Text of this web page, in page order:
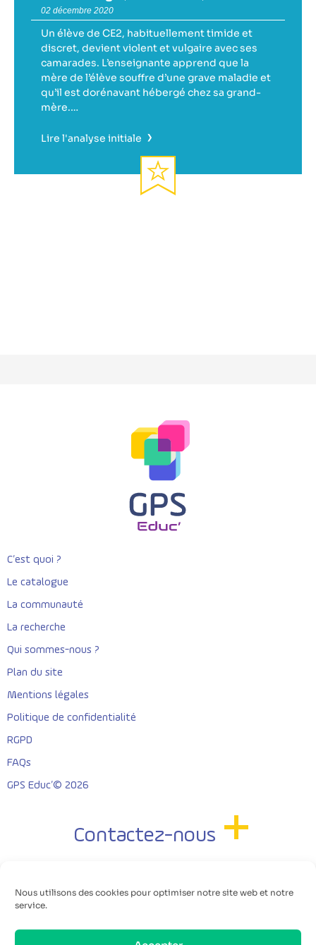
Nous utilisons des cookies pour optimiser notre site web et notre
service.
02 décembre 2020
Un élève de CE2, habituellement timide et
discret, devient violent et vulgaire avec ses
camarades. L’enseignante apprend que la
mère de l’élève souffre d’une grave maladie et
qu’il est dorénavant hébergé chez sa grand-
mère.…
Lire l'analyse initiale ›
C’est quoi ?
Le catalogue
La communauté
La recherche
Qui sommes-nous ?
Plan du site
Mentions légales
Politique de confidentialité
RGPD
FAQs
GPS Educ’© 2026
Contactez-nous